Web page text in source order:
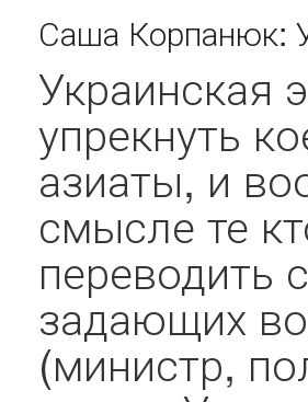
Саша Корпанюк:
Украинская
упрекнуть
азиаты, и
смысле те
переводить
задающих
(министр,